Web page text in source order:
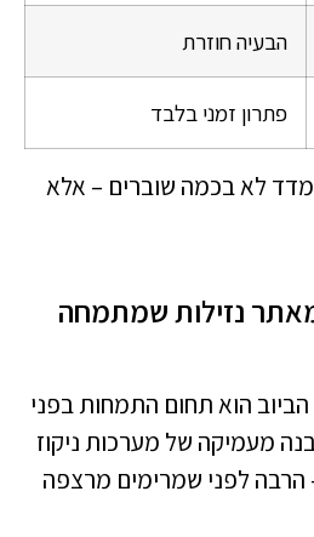
הבעיה חוזרת
פתרון זמני בלבד
לא בכמה שוברים – אלא
נזילות שמתמחה
הוא תחום התמחות בפני
מעמיקה של מערכות ניקוז
הרבה לפני שמרימים מרצפה